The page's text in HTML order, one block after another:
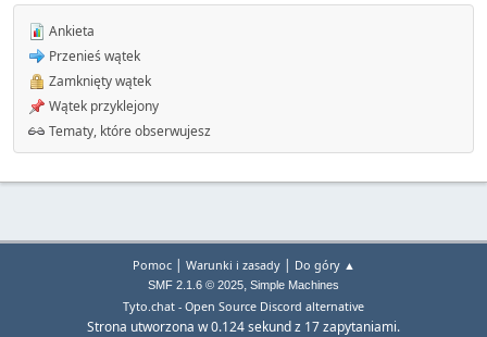
Ankieta
Przenieś wątek
Zamknięty wątek
Wątek przyklejony
Tematy, które obserwujesz
Pomoc| Warunki i zasady| Do góry ▲
SMF 2.1.6 © 2025, Simple Machines
Tyto.chat - Open Source Discord alternative
Strona utworzona w 0.124 sekund z 17 zapytaniami.